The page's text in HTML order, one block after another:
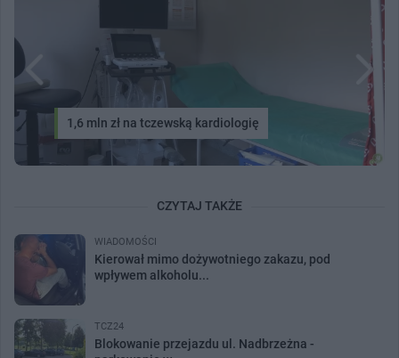
1,6 mln zł na tczewską kardiologię
CZYTAJ TAKŻE
WIADOMOŚCI
Kierował mimo dożywotniego zakazu, pod
wpływem alkoholu...
TCZ24
Blokowanie przejazdu ul. Nadbrzeżna -